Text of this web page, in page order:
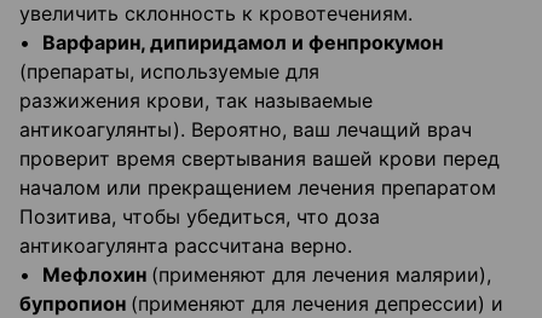
увеличить склонность к кровотечениям.
• Варфарин, дипиридамол и фенпрокумон
(препараты, используемые для
разжижения крови, так называемые
антикоагулянты). Вероятно, ваш лечащий врач
проверит время свертывания вашей крови перед
началом или прекращением лечения препаратом
Позитива, чтобы убедиться, что доза
антикоагулянта рассчитана верно.
• Мефлохин (применяют для лечения малярии),
бупропион (применяют для лечения депрессии) и